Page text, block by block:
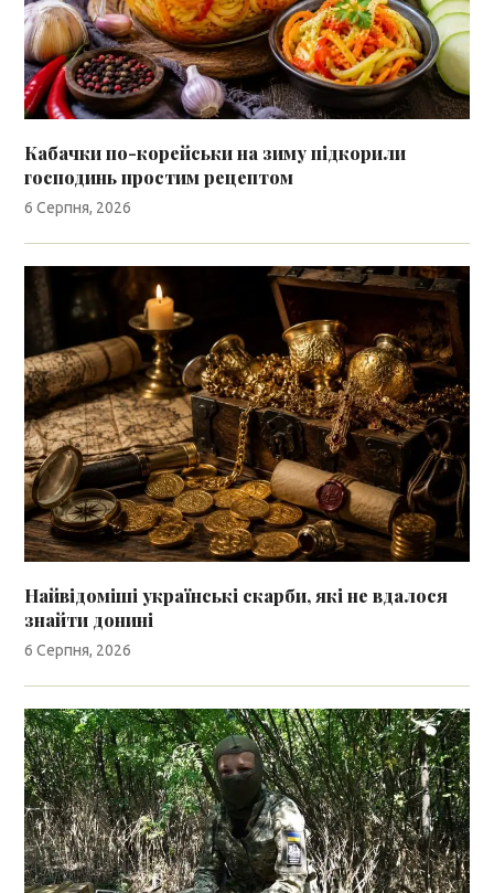
Кабачки по-корейськи на зиму підкорили
господинь простим рецептом
6 Серпня, 2026
Найвідоміші українські скарби, які не вдалося
знайти донині
6 Серпня, 2026